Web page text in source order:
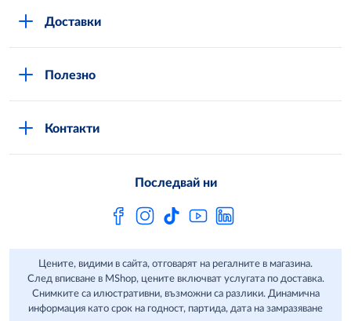
METRO AG
Доставки
Полезно
Контакти
Последвай ни
Цените, видими в сайта, отговарят на регалните в магазина.
След вписване в MShop, цените включват услугата по доставка.
Снимките са илюстративни, възможни са разлики. Динамична
информация като срок на годност, партида, дата на замразяване